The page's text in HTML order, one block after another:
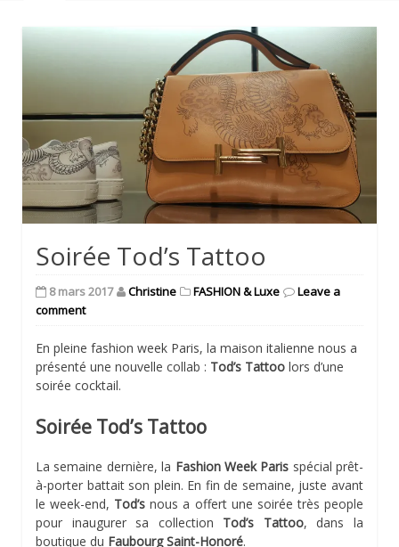
Soirée Tod’s Tattoo
8 mars 2017 Christine FASHION & Luxe
Leave a
comment
En pleine fashion week Paris, la maison italienne nous a
présenté une nouvelle collab : Tod’s Tattoo lors d’une
soirée cocktail.
Soirée Tod’s Tattoo
La semaine dernière, la Fashion Week Paris spécial prêt-
à-porter battait son plein. En fin de semaine, juste avant
le week-end, Tod’s nous a offert une soirée très people
pour inaugurer sa collection Tod’s Tattoo, dans la
boutique du Faubourg Saint-Honoré.